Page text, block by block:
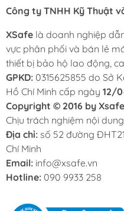
Công ty TNHH Kỹ Thuật
XSafe là doanh nghiệp
vực phân phối và bán lẻ
thiết bị bảo hộ lao động,
GPKD: 0315625855 do Sở
Hồ Chí Minh cấp ngày 12/
Copyright © 2016 by
Chịu trách nghiệm nội
Địa chỉ: số 52 đường
Chí Minh
Email: info@xsafe.vn
Hotline: 090 9933 258